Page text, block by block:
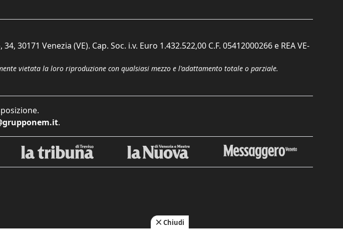
30171 Venezia (VE). Cap. Soc. i.v. Euro 1.432.522,00 C.F. 05412000266 e REA VE-
vietata la loro riproduzione con qualsiasi mezzo e l'adattamento totale o parziale.
.
Chiudi